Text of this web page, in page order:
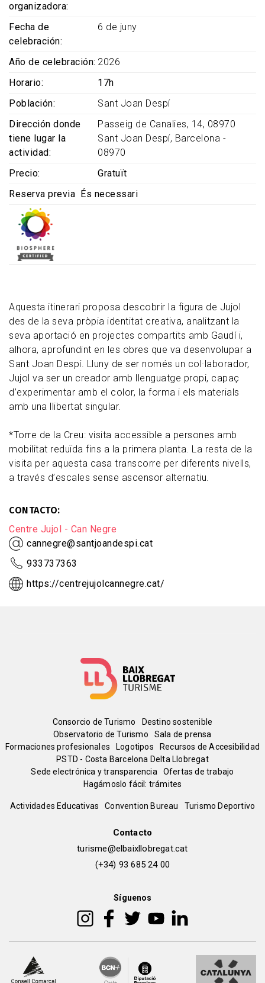
Aquesta itinerari proposa descobrir la figura de Jujol
des de la seva pròpia identitat creativa, analitzant la
seva aportació en projectes compartits amb Gaudí i,
alhora, aprofundint en les obres que va desenvolupar a
Sant Joan Despí. Lluny de ser només un col·laborador,
Jujol va ser un creador amb llenguatge propi, capaç
d’experimentar amb el color, la forma i els materials
amb una llibertat singular.
*Torre de la Creu: visita accessible a persones amb
mobilitat reduïda fins a la primera planta. La resta de la
visita per aquesta casa transcorre per diferents nivells,
a través d’escales sense ascensor alternatiu.
CONTACTO
Centre Jujol - Can Negre
cannegre@santjoandespi.cat
933737363
https://centrejujolcannegre.cat/
organizadora
Fecha de
celebración
6 de juny
Año de celebración 2026
Horario
17h
Población
Sant Joan Despí
Dirección donde
tiene lugar la
actividad
Passeig de Canalies, 14, 08970
Sant Joan Despí, Barcelona -
08970
Precio
Gratuït
Reserva previa
És necessari
Menú
del
pie
Consorcio de Turismo
Destino sostenible
Observatorio de Turismo
Sala de prensa
Formaciones profesionales
Logotipos
Recursos de Accesibilidad
PSTD - Costa Barcelona Delta Llobregat
Sede electrónica y transparencia
Ofertas de trabajo
Hagámoslo fácil: trámites
Peu
Actividades Educativas Convention Bureau Turismo Deportivo
Contacto
turisme@elbaixllobregat.cat
(+34) 93 685 24 00
Síguenos